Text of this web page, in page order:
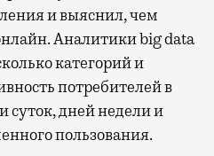
и выяснил, чем
Аналитики big data
категорий и
потребителей в
суток, дней недели и
пользования.